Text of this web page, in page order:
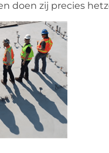
doen zij precies